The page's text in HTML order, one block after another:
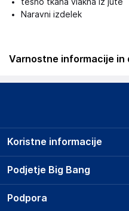
Naravni izdelek
Varnostne informacije in
Podatki o proizvajalcu
Aquagart Trading GmbH
Germany
Podjetje Big Bang
O podjetju
Koristne informacije
Prodajna mesta
Storitve
Podpora